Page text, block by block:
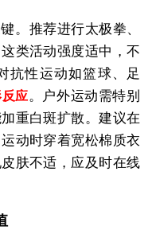
。推荐进行太极拳、
类活动强度适中，不
抗性运动如篮球、足
反应。户外运动需特别
重白斑扩散。建议在
动时穿着宽松棉质衣
肤不适，应及时在线